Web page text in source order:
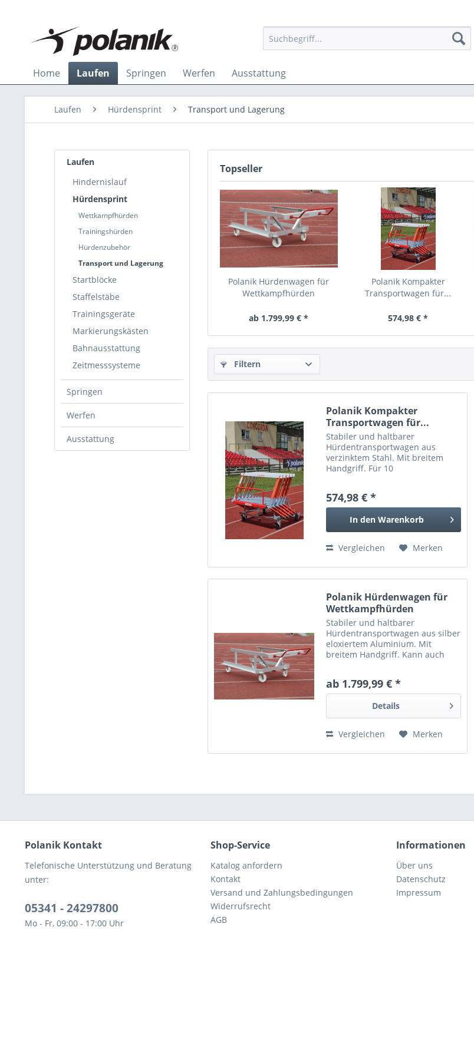
Home Laufen Springen Werfen Ausstattung
Laufen Hürdensprint Transport und Lagerung
Laufen
Hindernislauf
Hürdensprint
Wettkampfhürden
Trainingshürden
Hürdenzubehör
Transport und Lagerung
Startblöcke
Staffelstäbe
Trainingsgeräte
Markierungskästen
Bahnausstattung
Zeitmesssysteme
Springen
Werfen
Ausstattung
Topseller
Polanik Hürdenwagen für
Wettkampfhürden
ab 1.799,99 € *
Polanik Kompakter
Transportwagen für...
574,98 € *
Filtern
Polanik Kompakter
Transportwagen für...
Stabiler und haltbarer
Hürdentransportwagen aus
verzinktem Stahl. Mit breitem
Handgriff. Für 10
170 / S-018.
574,98 € *
In den Warenkorb
Vergleichen Merken
Polanik Hürdenwagen für
Wettkampfhürden
Stabiler und haltbarer
Hürdentransportwagen aus silber
eloxiertem Aluminium. Mit
breitem Handgriff. Kann auch
ab 1.799,99 € *
Details
Vergleichen Merken
Polanik Kontakt
Telefonische Unterstützung und Beratung
unter:
05341 - 24297800
Mo - Fr, 09:00 - 17:00 Uhr
Shop-Service
Katalog anfordern
Kontakt
Versand und Zahlungsbedingungen
Widerrufsrecht
AGB
Informationen
Über uns
Datenschutz
Impressum